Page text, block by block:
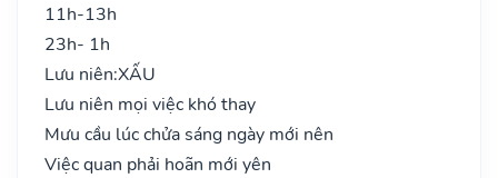
11h-13h
23h- 1h
Lưu niên:XẤU
Lưu niên mọi việc khó thay
Mưu cầu lúc chửa sáng ngày mới nên
Việc quan phải hoãn mới yên